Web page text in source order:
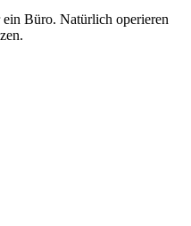
Büro. Natürlich operieren